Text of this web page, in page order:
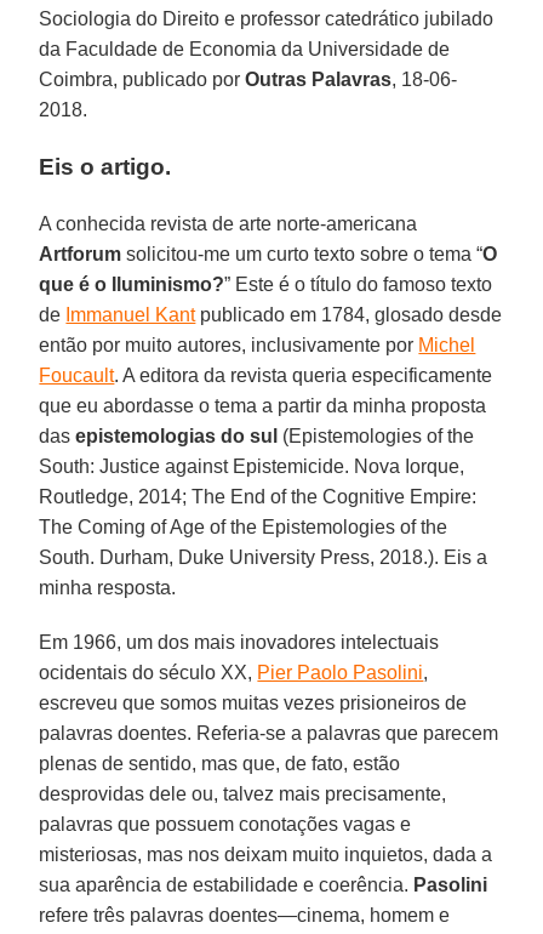
Sociologia do Direito e professor catedrático jubilado
da Faculdade de Economia da Universidade de
Coimbra, publicado porOutras Palavras, 18-06-
2018.
Eis o artigo.
A conhecida revista de arte norte-americana
Artforum solicitou-me um curto texto sobre o tema “O
que é o Iluminismo?” Este é o título do famoso texto
de Immanuel Kantpublicado em 1784, glosado desde
então por muito autores, inclusivamente por Michel
Foucault. A editora da revista queria especificamente
que eu abordasse o tema a partir da minha proposta
dasepistemologias do sul (Epistemologies of the
South: Justice against Epistemicide. Nova Iorque,
Routledge, 2014; The End of the Cognitive Empire:
The Coming of Age of the Epistemologies of the
South. Durham, Duke University Press, 2018.). Eis a
minha resposta.
Em 1966, um dos mais inovadores intelectuais
ocidentais do século XX, Pier Paolo Pasolini,
escreveu que somos muitas vezes prisioneiros de
palavras doentes. Referia-se a palavras que parecem
plenas de sentido, mas que, de fato, estão
desprovidas dele ou, talvez mais precisamente,
palavras que possuem conotações vagas e
misteriosas, mas nos deixam muito inquietos, dada a
sua aparência de estabilidade e coerência. Pasolini
refere três palavras doentes—cinema, homem e